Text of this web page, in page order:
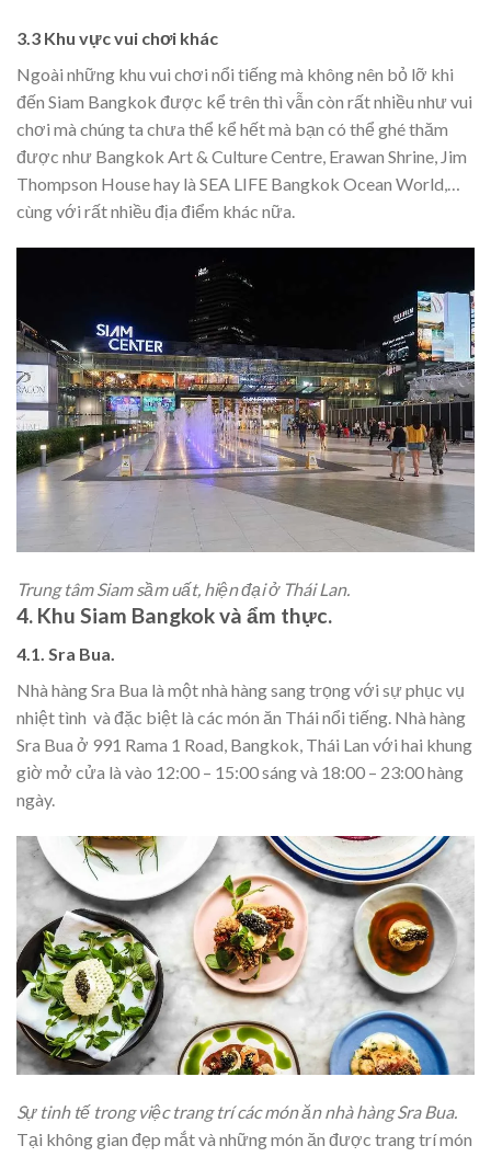
3.3 Khu vực vui chơi khác
Ngoài những khu vui chơi nổi tiếng mà không nên bỏ lỡ khi
đến Siam Bangkok được kể trên thì vẫn còn rất nhiều như vui
chơi mà chúng ta chưa thể kể hết mà bạn có thể ghé thăm
được như Bangkok Art & Culture Centre, Erawan Shrine, Jim
Thompson House hay là SEA LIFE Bangkok Ocean World,…
cùng với rất nhiều địa điểm khác nữa.
Trung tâm Siam sầm uất, hiện đại ở Thái Lan.
4. Khu Siam Bangkok và ẩm thực.
4.1. Sra Bua.
Nhà hàng Sra Bua là một nhà hàng sang trọng với sự phục vụ
nhiệt tình và đặc biệt là các món ăn Thái nổi tiếng. Nhà hàng
Sra Bua ở 991 Rama 1 Road, Bangkok, Thái Lan với hai khung
giờ mở cửa là vào 12:00 – 15:00 sáng và 18:00 – 23:00 hàng
ngày.
Sự tinh tế trong việc trang trí các món ăn nhà hàng Sra Bua.
Tại không gian đẹp mắt và những món ăn được trang trí món